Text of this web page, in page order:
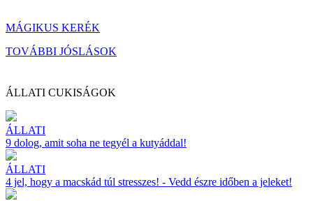
MÁGIKUS KERÉK
TOVÁBBI JÓSLÁSOK
ÁLLATI CUKISÁGOK
ÁLLATI
9 dolog, amit soha ne tegyél a kutyáddal!
ÁLLATI
4 jel, hogy a macskád túl stresszes! - Vedd észre időben a jeleket!